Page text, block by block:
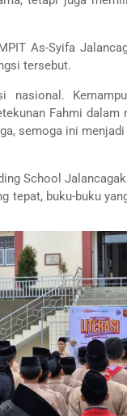
As-Syifa
tersebut.
Fahmi dalam
semoga ini
School
tepat, buku-buku